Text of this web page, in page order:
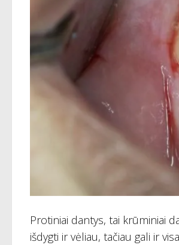
Protiniai dantys, tai krūminiai
išdygti ir vėliau, tačiau gali ir